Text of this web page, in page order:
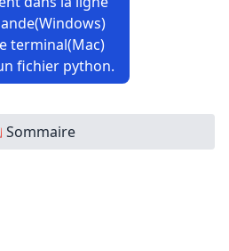
terminal(Mac)
fichier python.
Sommaire